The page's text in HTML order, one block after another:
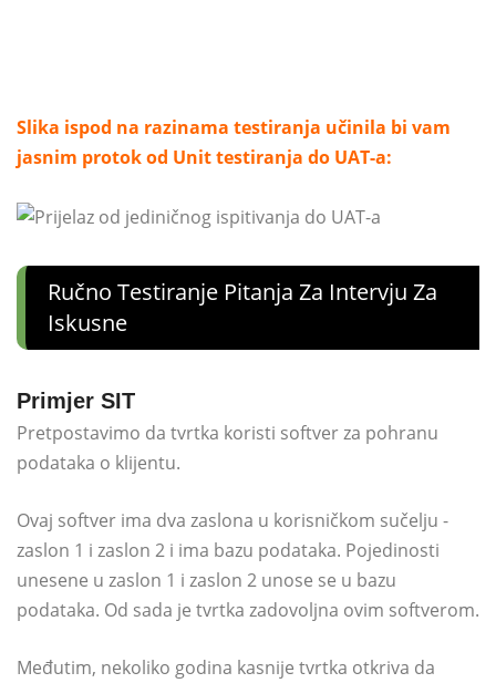
Slika ispod na razinama testiranja učinila bi vam
jasnim protok od Unit testiranja do UAT-a:
Ručno Testiranje Pitanja Za Intervju Za
Iskusne
Primjer SIT
Pretpostavimo da tvrtka koristi softver za pohranu
podataka o klijentu.
Ovaj softver ima dva zaslona u korisničkom sučelju -
zaslon 1 i zaslon 2 i ima bazu podataka. Pojedinosti
unesene u zaslon 1 i zaslon 2 unose se u bazu
podataka. Od sada je tvrtka zadovoljna ovim softverom.
Međutim, nekoliko godina kasnije tvrtka otkriva da